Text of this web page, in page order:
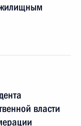
жилищным
власти